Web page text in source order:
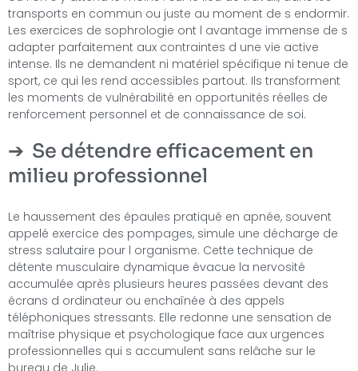
transports en commun ou juste au moment de s endormir.
Les exercices de sophrologie ont l avantage immense de s
adapter parfaitement aux contraintes d une vie active
intense. Ils ne demandent ni matériel spécifique ni tenue de
sport, ce qui les rend accessibles partout. Ils transforment
les moments de vulnérabilité en opportunités réelles de
renforcement personnel et de connaissance de soi.
Se détendre efficacement en
milieu professionnel
Le haussement des épaules pratiqué en apnée, souvent
appelé exercice des pompages, simule une décharge de
stress salutaire pour l organisme. Cette technique de
détente musculaire dynamique évacue la nervosité
accumulée après plusieurs heures passées devant des
écrans d ordinateur ou enchaînée à des appels
téléphoniques stressants. Elle redonne une sensation de
maîtrise physique et psychologique face aux urgences
professionnelles qui s accumulent sans relâche sur le
bureau de Julie.